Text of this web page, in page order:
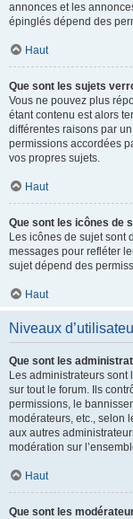
annonces et les
épinglés dépend des
Haut
Que sont les sujets
Vous ne pouvez plus
étant contenu est alors
différentes raisons par
permissions accordées
vos propres sujets.
Haut
Que sont les icônes de
Les icônes de sujet sont
messages pour refléter
sujet dépend des
Haut
Niveaux
Que sont les
Les administrateurs
sur tout le forum. Ils
permissions, le
modérateurs, etc., selon
aux autres
modération sur
Haut
Que sont les